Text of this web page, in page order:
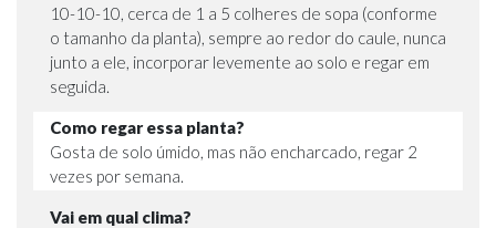
10-10-10, cerca de 1 a 5 colheres de sopa (conforme
o tamanho da planta), sempre ao redor do caule, nunca
junto a ele, incorporar levemente ao solo e regar em
seguida.
Como regar essa planta?
Gosta de solo úmido, mas não encharcado, regar 2
vezes por semana.
Vai em qual clima?